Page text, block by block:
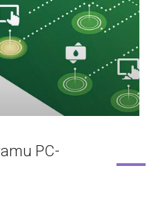
PC-